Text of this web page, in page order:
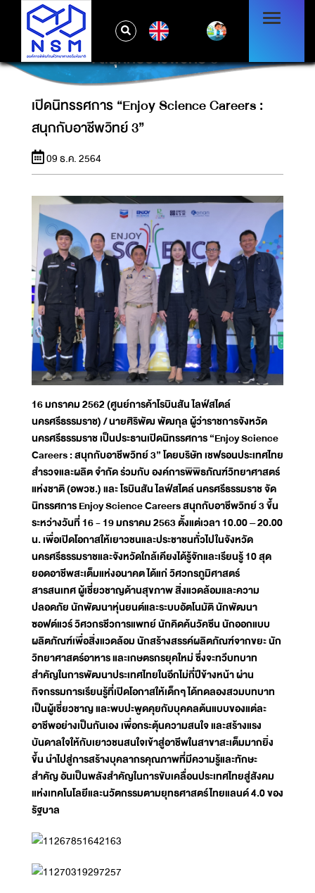
เปิดนิทรรศการ “ENJOY SCIENCE CAREERS
: สนุกกับอาชีพวิทย์ 3”
เปิดนิทรรศการ “Enjoy Science Careers :
สนุกกับอาชีพวิทย์ 3”
09 ธ.ค. 2564
16 มกราคม 2562 (ศูนย์การค้าโรบินสัน ไลฟ์สไตล์
นครศรีธรรมราช) / นายศิริพัฒ พัฒกุล ผู้ว่าราชการจังหวัด
นครศรีธรรมราช เป็นประธานเปิดนิทรรศการ “Enjoy Science
Careers : สนุกกับอาชีพวิทย์ 3” โดยบริษัท เชฟรอนประเทศไทย
สำรวจและผลิต จำกัด ร่วมกับ องค์การพิพิธภัณฑ์วิทยาศาสตร์
แห่งชาติ (อพวช.) และ โรบินสัน ไลฟ์สไตล์ นครศรีธรรมราช จัด
นิทรรศการ Enjoy Science Careers สนุกกับอาชีพวิทย์ 3 ขึ้น
ระหว่างวันที่ 16 - 19 มกราคม 2563 ตั้งแต่เวลา 10.00 – 20.00
น. เพื่อเปิดโอกาสให้เยาวชนและประชาชนทั่วไปในจังหวัด
นครศรีธรรมราชและจังหวัดใกล้เคียงได้รู้จักและเรียนรู้ 10 สุด
ยอดอาชีพสะเต็มแห่งอนาคต ได้แก่ วิศวกรภูมิศาสตร์
สารสนเทศ ผู้เชี่ยวชาญด้านสุขภาพ สิ่งแวดล้อมและความ
ปลอดภัย นักพัฒนาหุ่นยนต์และระบบอัตโนมัติ นักพัฒนา
ซอฟต์แวร์ วิศวกรชีวการแพทย์ นักคิดค้นวัคซีน นักออกแบบ
ผลิตภัณฑ์เพื่อสิ่งแวดล้อม นักสร้างสรรค์ผลิตภัณฑ์จากขยะ นัก
วิทยาศาสตร์อาหาร และเกษตรกรยุคใหม่ ซึ่งจะทวีบทบาท
สำคัญในการพัฒนาประเทศไทยในอีกไม่กี่ปีข้างหน้า ผ่าน
กิจกรรมการเรียนรู้ที่เปิดโอกาสให้เด็กๆ ได้ทดลองสวมบทบาท
เป็นผู้เชี่ยวชาญ และพบปะพูดคุยกับบุคคลต้นแบบของแต่ละ
อาชีพอย่างเป็นกันเอง เพื่อกระตุ้นความสนใจ และสร้างแรง
บันดาลใจให้กับเยาวชนสนใจเข้าสู่อาชีพในสาขาสะเต็มมากยิ่ง
ขึ้น นำไปสู่การสร้างบุคลากรคุณภาพที่มีความรู้และทักษะ
สำคัญ อันเป็นพลังสำคัญในการขับเคลื่อนประเทศไทยสู่สังคม
แห่งเทคโนโลยีและนวัตกรรมตามยุทธศาสตร์ไทยแลนด์ 4.0 ของ
รัฐบาล